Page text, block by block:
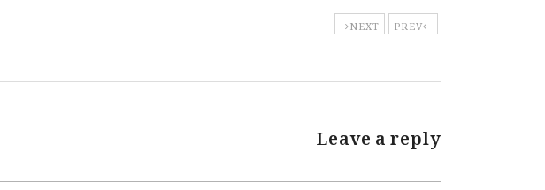
PREV
NEXT
Leave a reply